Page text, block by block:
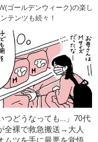
ゴールデンウィーク)の楽し
テンツも続々！
つどうなっても…」70代
全裸で救急搬送→大人